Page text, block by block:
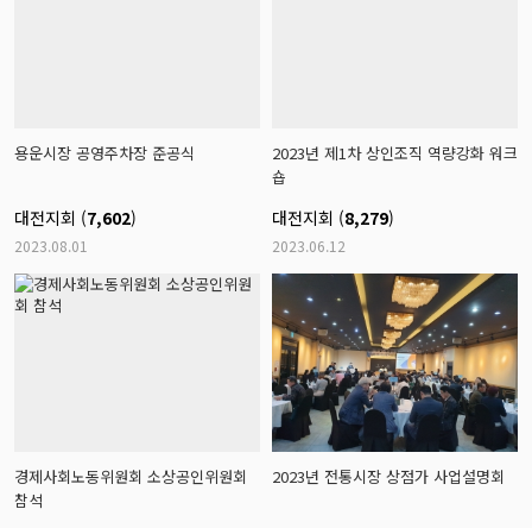
용운시장 공영주차장 준공식
대전지회 (7,602)
2023.08.01
2023년 제1차 상인조직 역량강화 워크
숍
대전지회 (8,279)
2023.06.12
경제사회노동위원회 소상공인위원회
참석
2023년 전통시장 상점가 사업설명회